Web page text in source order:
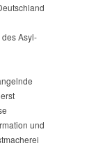
Asyl-
und